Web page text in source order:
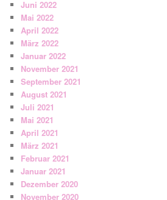
Juni 2022
Mai 2022
April 2022
März 2022
Januar 2022
November 2021
September 2021
August 2021
Juli 2021
Mai 2021
April 2021
März 2021
Februar 2021
Januar 2021
Dezember 2020
November 2020